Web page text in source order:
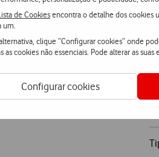
de Cookiesencontra o detalhe dos cookies
um.
clique “Configurar cookies” onde
as cookies não essenciais. Pode alterar as
Configurar cookies
Samsung
Galaxy S26 Ultra 5G com watch